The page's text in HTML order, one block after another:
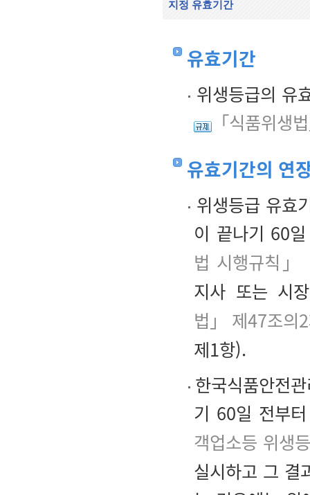
지정 유효기간
유효기간
위생등급의 유
「식품위생
유효기간의 연
위생등급 유효
이 끝나기 60
법 시행규칙」
지사 또는 시
법」 제47조의2
제1항).
한국식품안전
기 60일 전부
객업소등 위생
실시하고 그 결